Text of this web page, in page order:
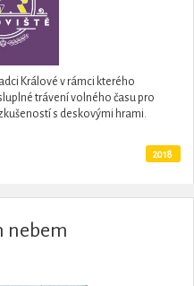
Králové v rámci kterého
trávení volného času pro
s deskovými hrami.
2018
nebem